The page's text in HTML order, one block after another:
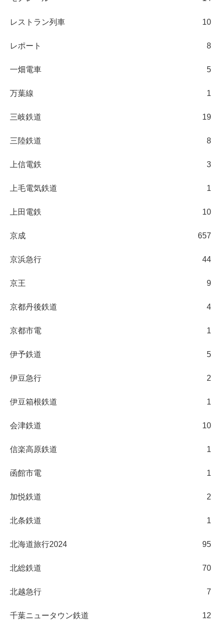
レストラン列車 10
レポート 8
一畑電車 5
万葉線 1
三岐鉄道 19
三陸鉄道 8
上信電鉄 3
上毛電気鉄道 1
上田電鉄 10
京成 657
京浜急行 44
京王 9
京都丹後鉄道 4
京都市電 1
伊予鉄道 5
伊豆急行 2
伊豆箱根鉄道 1
会津鉄道 10
信楽高原鉄道 1
函館市電 1
加悦鉄道 2
北条鉄道 1
北海道旅行2024 95
北総鉄道 70
北越急行 7
千葉ニュータウン鉄道 12